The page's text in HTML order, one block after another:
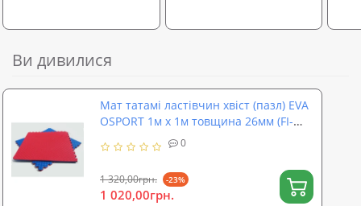
Ви дивилися
Мат татамі ластівчин хвіст (пазл) EVA
OSPORT 1м х 1м товщина 26мм (FI-
0
1 320,00грн. -23%
1 020,00грн.